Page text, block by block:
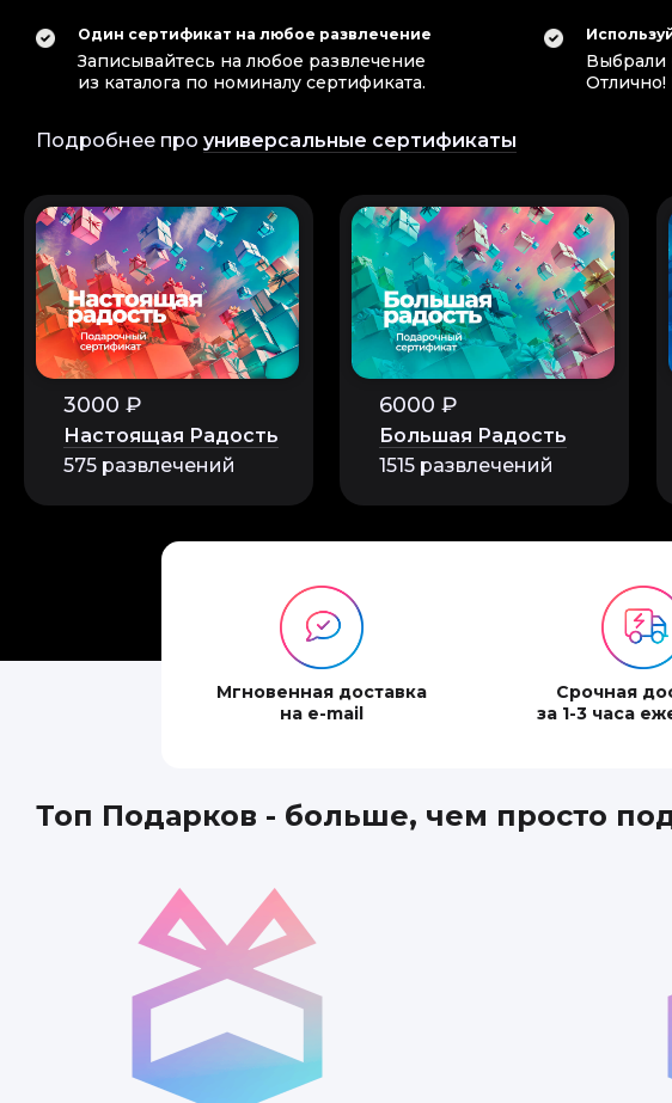
Один сертификат на любое развлечение
Записывайтесь на любое развлечение
из каталога по номиналу сертификата.
Выбрали
Отлично!
Подробнее про универсальные сертификаты
3000 ₽
Настоящая Радость
575 развлечений
6000 ₽
Большая Радость
1515 развлечений
Мгновенная доставка
на e-mail
Срочная
за 1-3 часа
Топ Подарков - больше, чем просто